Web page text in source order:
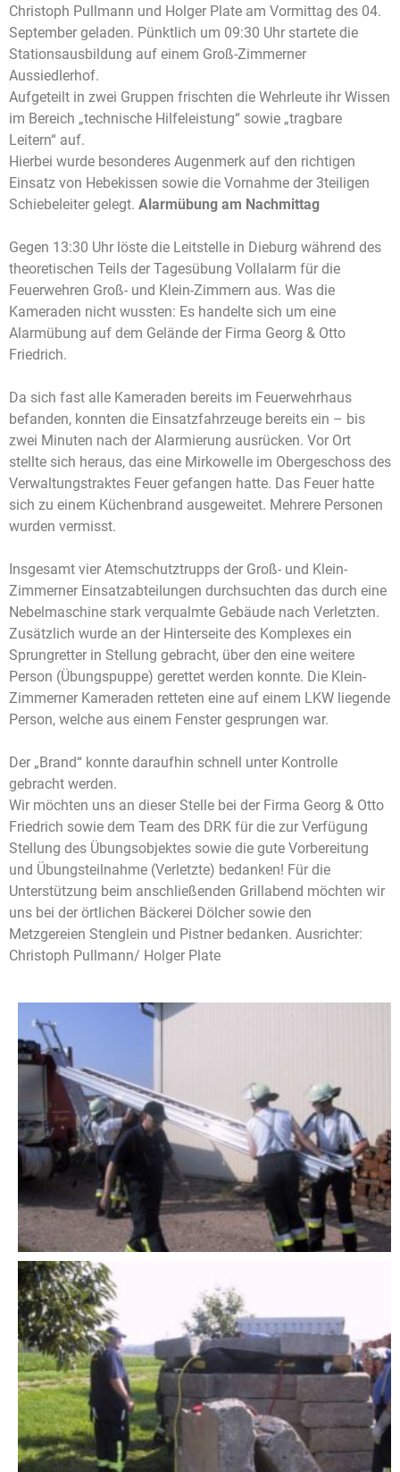
Christoph Pullmann und Holger Plate am Vormittag des 04.
September geladen. Pünktlich um 09:30 Uhr startete die
Stationsausbildung auf einem Groß-Zimmerner
Aussiedlerhof.
Aufgeteilt in zwei Gruppen frischten die Wehrleute ihr Wissen
im Bereich „technische Hilfeleistung“ sowie „tragbare
Leitern“ auf.
Hierbei wurde besonderes Augenmerk auf den richtigen
Einsatz von Hebekissen sowie die Vornahme der 3teiligen
Schiebeleiter gelegt. Alarmübung am Nachmittag
Gegen 13:30 Uhr löste die Leitstelle in Dieburg während des
theoretischen Teils der Tagesübung Vollalarm für die
Feuerwehren Groß- und Klein-Zimmern aus. Was die
Kameraden nicht wussten: Es handelte sich um eine
Alarmübung auf dem Gelände der Firma Georg & Otto
Friedrich.
Da sich fast alle Kameraden bereits im Feuerwehrhaus
befanden, konnten die Einsatzfahrzeuge bereits ein – bis
zwei Minuten nach der Alarmierung ausrücken. Vor Ort
stellte sich heraus, das eine Mirkowelle im Obergeschoss des
Verwaltungstraktes Feuer gefangen hatte. Das Feuer hatte
sich zu einem Küchenbrand ausgeweitet. Mehrere Personen
wurden vermisst.
Insgesamt vier Atemschutztrupps der Groß- und Klein-
Zimmerner Einsatzabteilungen durchsuchten das durch eine
Nebelmaschine stark verqualmte Gebäude nach Verletzten.
Zusätzlich wurde an der Hinterseite des Komplexes ein
Sprungretter in Stellung gebracht, über den eine weitere
Person (Übungspuppe) gerettet werden konnte. Die Klein-
Zimmerner Kameraden retteten eine auf einem LKW liegende
Person, welche aus einem Fenster gesprungen war.
Der „Brand“ konnte daraufhin schnell unter Kontrolle
gebracht werden.
Wir möchten uns an dieser Stelle bei der Firma Georg & Otto
Friedrich sowie dem Team des DRK für die zur Verfügung
Stellung des Übungsobjektes sowie die gute Vorbereitung
und Übungsteilnahme (Verletzte) bedanken! Für die
Unterstützung beim anschließenden Grillabend möchten wir
uns bei der örtlichen Bäckerei Dölcher sowie den
Metzgereien Stenglein und Pistner bedanken. Ausrichter:
Christoph Pullmann/ Holger Plate